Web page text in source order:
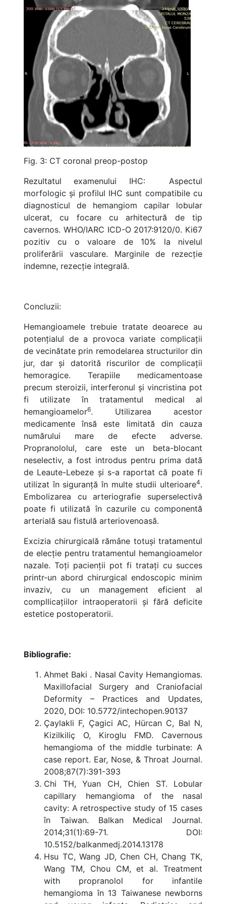
Fig. 3: CT coronal preop-postop
Rezultatul examenului IHC:
Aspectul
morfologic și profilul IHC sunt compatibile cu
diagnosticul de hemangiom capilar lobular
ulcerat, cu focare cu arhitectură de tip
cavernos. WHO/IARC ICD-O 2017:9120/0. Ki67
pozitiv cu o valoare de 10% la nivelul
proliferării vasculare. Marginile de rezecție
indemne, rezecție integrală.
Concluzii:
Hemangioamele trebuie tratate deoarece au
potențialul de a provoca variate complicații
de vecinătate prin remodelarea structurilor din
jur, dar și datorită riscurilor de complicații
hemoragice. Terapiile medicamentoase
precum steroizii, interferonul și vincristina pot
fi utilizate în tratamentul medical al
hemangioamelor6. Utilizarea acestor
medicamente însă este limitată din cauza
numărului mare de efecte adverse.
Propranololul, care este un beta-blocant
neselectiv, a fost introdus pentru prima dată
de Leaute-Lebeze și s-a raportat că poate fi
utilizat în siguranță în multe studii ulterioare4.
Embolizarea cu arteriografie superselectivă
poate fi utilizată în cazurile cu componentă
arterială sau fistulă arteriovenoasă.
Excizia chirurgicală rămâne totuși tratamentul
de elecție pentru tratamentul hemangioamelor
nazale. Toți pacienții pot fi tratați cu succes
printr-un abord chirurgical endoscopic minim
invaziv, cu un management eficient al
compllicațiilor intraoperatorii și fără deficite
estetice postoperatorii.
Bibliografie:
Ahmet Baki . Nasal Cavity Hemangiomas.
Maxillofacial Surgery and Craniofacial
Deformity – Practices and Updates,
2020, DOI: 10.5772/intechopen.90137
Çaylakli F, Çagici AC, Hürcan C, Bal N,
Kizilkiliç O, Kiroglu FMD. Cavernous
hemangioma of the middle turbinate: A
case report. Ear, Nose, & Throat Journal.
2008;87(7):391-393
Chi TH, Yuan CH, Chien ST. Lobular
capillary hemangioma of the nasal
cavity: A retrospective study of 15 cases
în Taiwan. Balkan Medical Journal.
2014;31(1):69-71. DOI:
10.5152/balkanmedj.2014.13178
Hsu TC, Wang JD, Chen CH, Chang TK,
Wang TM, Chou CM, et al. Treatment
with propranolol for infantile
hemangioma în 13 Taiwanese newborns